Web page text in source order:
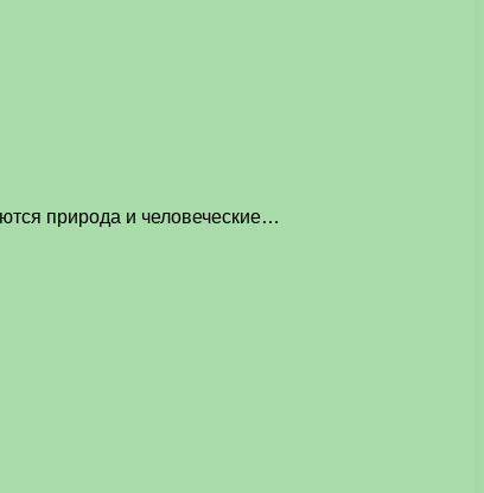
природа и человеческие…